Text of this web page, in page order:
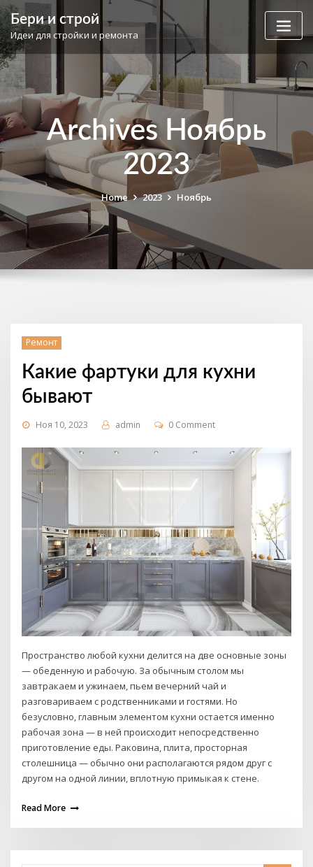
Skip
to
content
Бери и строй
Идеи для стройки и ремонта
Archives Ноябрь
2023
Home 2023 Ноябрь
Ремонт
Какие фартуки для кухни
бывают
Ноя 10, 2023 admin 0 Comment
Пространство любой кухни делится на две основные зоны
— обеденную и рабочую. За обычным столом мы
завтракаем и ужинаем, пьем вечерний чай и
разговариваем с родственниками и гостями. Но
безусловно, главным элементом кухни остается именно
рабочая зона — в ней происходит непосредственно
приготовление еды. Раковина, плита, просторная
столешница — обычно они располагаются рядом друг с
другом на одной линии, вплотную примыкая к стене.
Read More